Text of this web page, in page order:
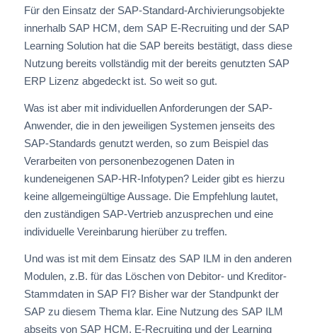
Für den Einsatz der SAP-Standard-Archivierungsobjekte
innerhalb SAP HCM, dem SAP E-Recruiting und der SAP
Learning Solution hat die SAP bereits bestätigt, dass diese
Nutzung bereits vollständig mit der bereits genutzten SAP
ERP Lizenz abgedeckt ist. So weit so gut.
Was ist aber mit individuellen Anforderungen der SAP-
Anwender, die in den jeweiligen Systemen jenseits des
SAP-Standards genutzt werden, so zum Beispiel das
Verarbeiten von personenbezogenen Daten in
kundeneigenen SAP-HR-Infotypen? Leider gibt es hierzu
keine allgemeingültige Aussage. Die Empfehlung lautet,
den zuständigen SAP-Vertrieb anzusprechen und eine
individuelle Vereinbarung hierüber zu treffen.
Und was ist mit dem Einsatz des SAP ILM in den anderen
Modulen, z.B. für das Löschen von Debitor- und Kreditor-
Stammdaten in SAP FI? Bisher war der Standpunkt der
SAP zu diesem Thema klar. Eine Nutzung des SAP ILM
abseits von SAP HCM, E-Recruiting und der Learning